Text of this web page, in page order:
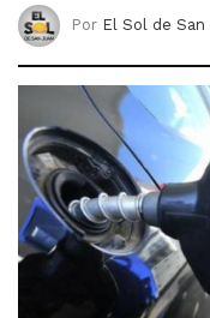
Por El Sol de San